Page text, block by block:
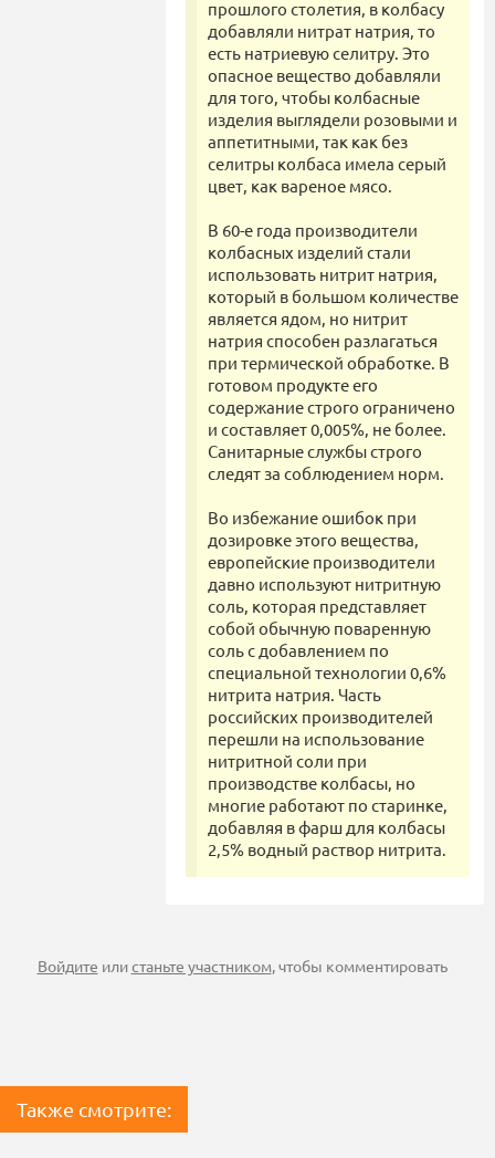
прошлого столетия, в колбасу
добавляли нитрат натрия, то
есть натриевую селитру. Это
опасное вещество добавляли
для того, чтобы колбасные
изделия выглядели розовыми и
аппетитными, так как без
селитры колбаса имела серый
цвет, как вареное мясо.
В 60-е года производители
колбасных изделий стали
использовать нитрит натрия,
который в большом количестве
является ядом, но нитрит
натрия способен разлагаться
при термической обработке. В
готовом продукте его
содержание строго ограничено
и составляет 0,005%, не более.
Санитарные службы строго
следят за соблюдением норм.
Во избежание ошибок при
дозировке этого вещества,
европейские производители
давно используют нитритную
соль, которая представляет
собой обычную поваренную
соль с добавлением по
специальной технологии 0,6%
нитрита натрия. Часть
российских производителей
перешли на использование
нитритной соли при
производстве колбасы, но
многие работают по старинке,
добавляя в фарш для колбасы
2,5% водный раствор нитрита.
Войдите илистаньте участником, чтобы комментировать
Также смотрите: